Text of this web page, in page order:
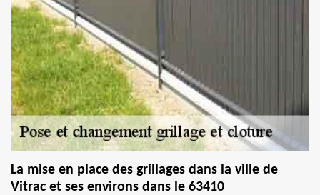
La mise en place des grillages dans la ville de
Vitrac et ses environs dans le 63410